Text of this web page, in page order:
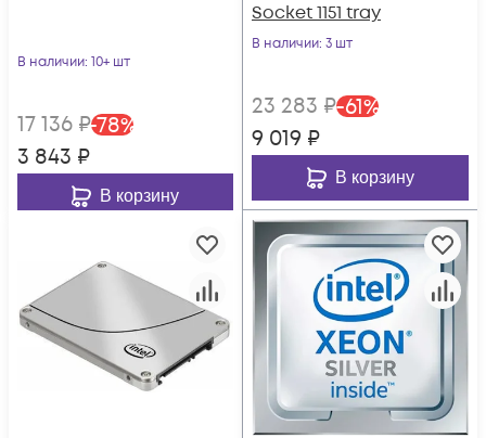
В наличии: 10+ шт
17 136 ₽-78%
3 843 ₽
В корзину
Socket 1151 tray
В наличии: 3 шт
23 283 ₽-61%
9 019 ₽
В корзину